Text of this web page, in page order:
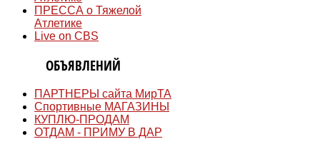
ПРЕССА о Тяжелой
Атлетике
Live on CBS
ОБЪЯВЛЕНИЙ
ПАРТНЕРЫ сайта МирТА
Спортивные МАГАЗИНЫ
КУПЛЮ-ПРОДАМ
ОТДАМ - ПРИМУ В ДАР